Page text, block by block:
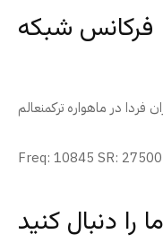
فرکانس شبکه
Freq: 10845 SR:
ما را دنبال کنید